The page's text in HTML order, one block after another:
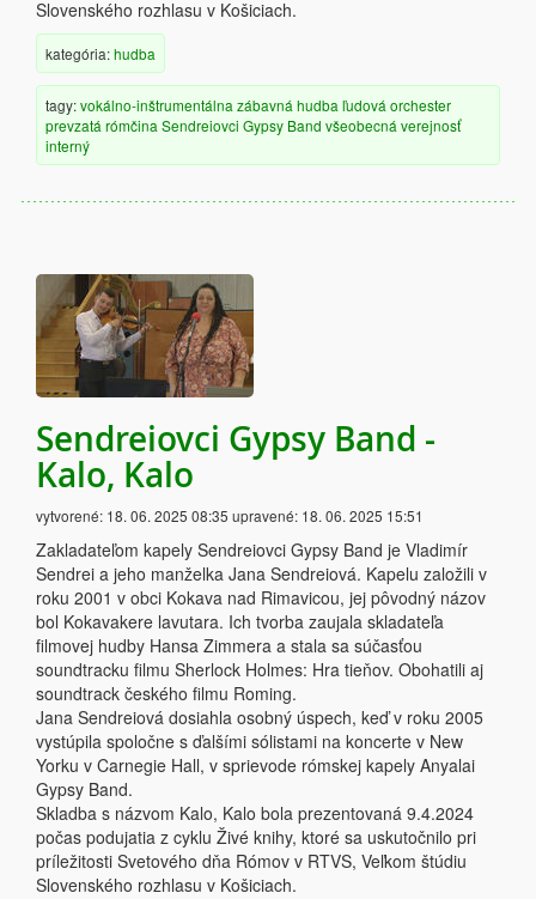
Slovenského rozhlasu v Košiciach.
kategória:hudba
tagy:vokálno-inštrumentálna zábavná hudba ľudová orchester
prevzatá rómčina Sendreiovci Gypsy Band všeobecná verejnosť
interný
Sendreiovci Gypsy Band -
Kalo, Kalo
vytvorené: 18. 06. 2025 08:35 upravené: 18. 06. 2025 15:51
Zakladateľom kapely Sendreiovci Gypsy Band je Vladimír
Sendrei a jeho manželka Jana Sendreiová. Kapelu založili v
roku 2001 v obci Kokava nad Rimavicou, jej pôvodný názov
bol Kokavakere lavutara. Ich tvorba zaujala skladateľa
filmovej hudby Hansa Zimmera a stala sa súčasťou
soundtracku filmu Sherlock Holmes: Hra tieňov. Obohatili aj
soundtrack českého filmu Roming.
Jana Sendreiová dosiahla osobný úspech, keď v roku 2005
vystúpila spoločne s ďalšími sólistami na koncerte v New
Yorku v Carnegie Hall, v sprievode rómskej kapely Anyalai
Gypsy Band.
Skladba s názvom Kalo, Kalo bola prezentovaná 9.4.2024
počas podujatia z cyklu Živé knihy, ktoré sa uskutočnilo pri
príležitosti Svetového dňa Rómov v RTVS, Veľkom štúdiu
Slovenského rozhlasu v Košiciach.